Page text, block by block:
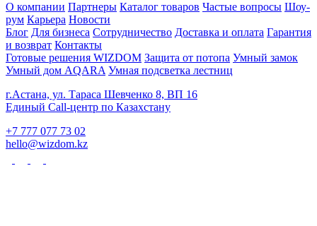
О компании Партнеры Каталог товаров Частые вопросы Шоу-
рум Карьера Новости
Блог Для бизнеса Сотрудничество Доставка и оплата Гарантия
и возврат Контакты
Готовые решения WIZDOM Защита от потопа Умный замок
Умный дом AQARA Умная подсветка лестниц
г.Астана, ул. Тараса Шевченко 8, ВП 16
Единый Call-центр по Казахстану
+7 777 077 73 02
hello@wizdom.kz